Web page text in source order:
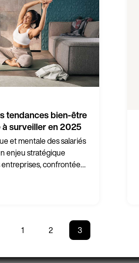
tendances bien-être
surveiller en 2025
et mentale des salariés
enjeu stratégique
confrontées
du burnout et à la
de dynamique
du travail.
Page
1 Page
2
Page
courante
3